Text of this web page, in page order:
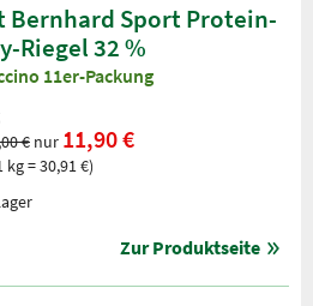
Bernhard Sport Protein-
Riegel 32 %
11er-Packung
€ nur 11,90 €
kg = 30,91 €)
Zur Produktseite